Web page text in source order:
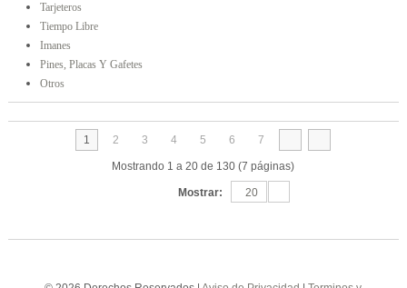
Tarjeteros
Tiempo Libre
Imanes
Pines, Placas Y Gafetes
Otros
1 2 3 4 5 6 7
Mostrando 1 a 20 de 130 (7 páginas)
Mostrar: 20